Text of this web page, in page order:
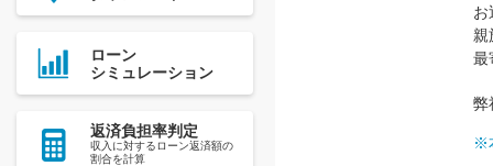
ローン
シミュレーション
返済負担率判定
収入に対するローン返済額の
割合を計算
お
親
最
弊
※